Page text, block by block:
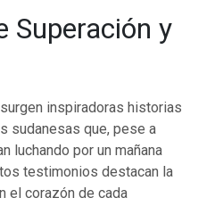
Superación y
inspiradoras historias
sudanesas que, pese a
luchando por un mañana
testimonios destacan la
el corazón de cada